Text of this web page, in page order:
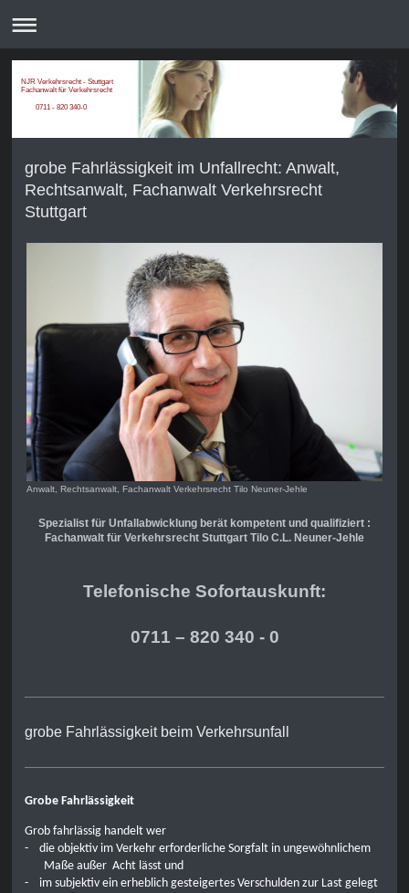
NJR Verkehrsrecht - Stuttgart
Fachanwalt für Verkehrsrecht
0711 - 820 340-0
grobe Fahrlässigkeit im Unfallrecht: Anwalt,
Rechtsanwalt, Fachanwalt Verkehrsrecht
Stuttgart
Anwalt, Rechtsanwalt, Fachanwalt Verkehrsrecht Tilo Neuner-Jehle
Spezialist für Unfallabwicklung berät kompetent und qualifiziert :
Fachanwalt für Verkehrsrecht Stuttgart Tilo C.L. Neuner-Jehle
Telefonische Sofortauskunft:
0711 – 820 340 - 0
grobe Fahrlässigkeit beim Verkehrsunfall
Grobe Fahrlässigkeit
Grob fahrlässig handelt wer
-
die objektiv im Verkehr erforderliche Sorgfalt in ungewöhnlichem
Maße außer Acht lässt und
-
im subjektiv ein erheblich gesteigertes Verschulden zur Last gelegt